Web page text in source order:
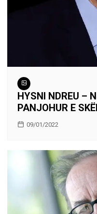
HYSNI NDREU –
PANJOHUR E
09/01/2022